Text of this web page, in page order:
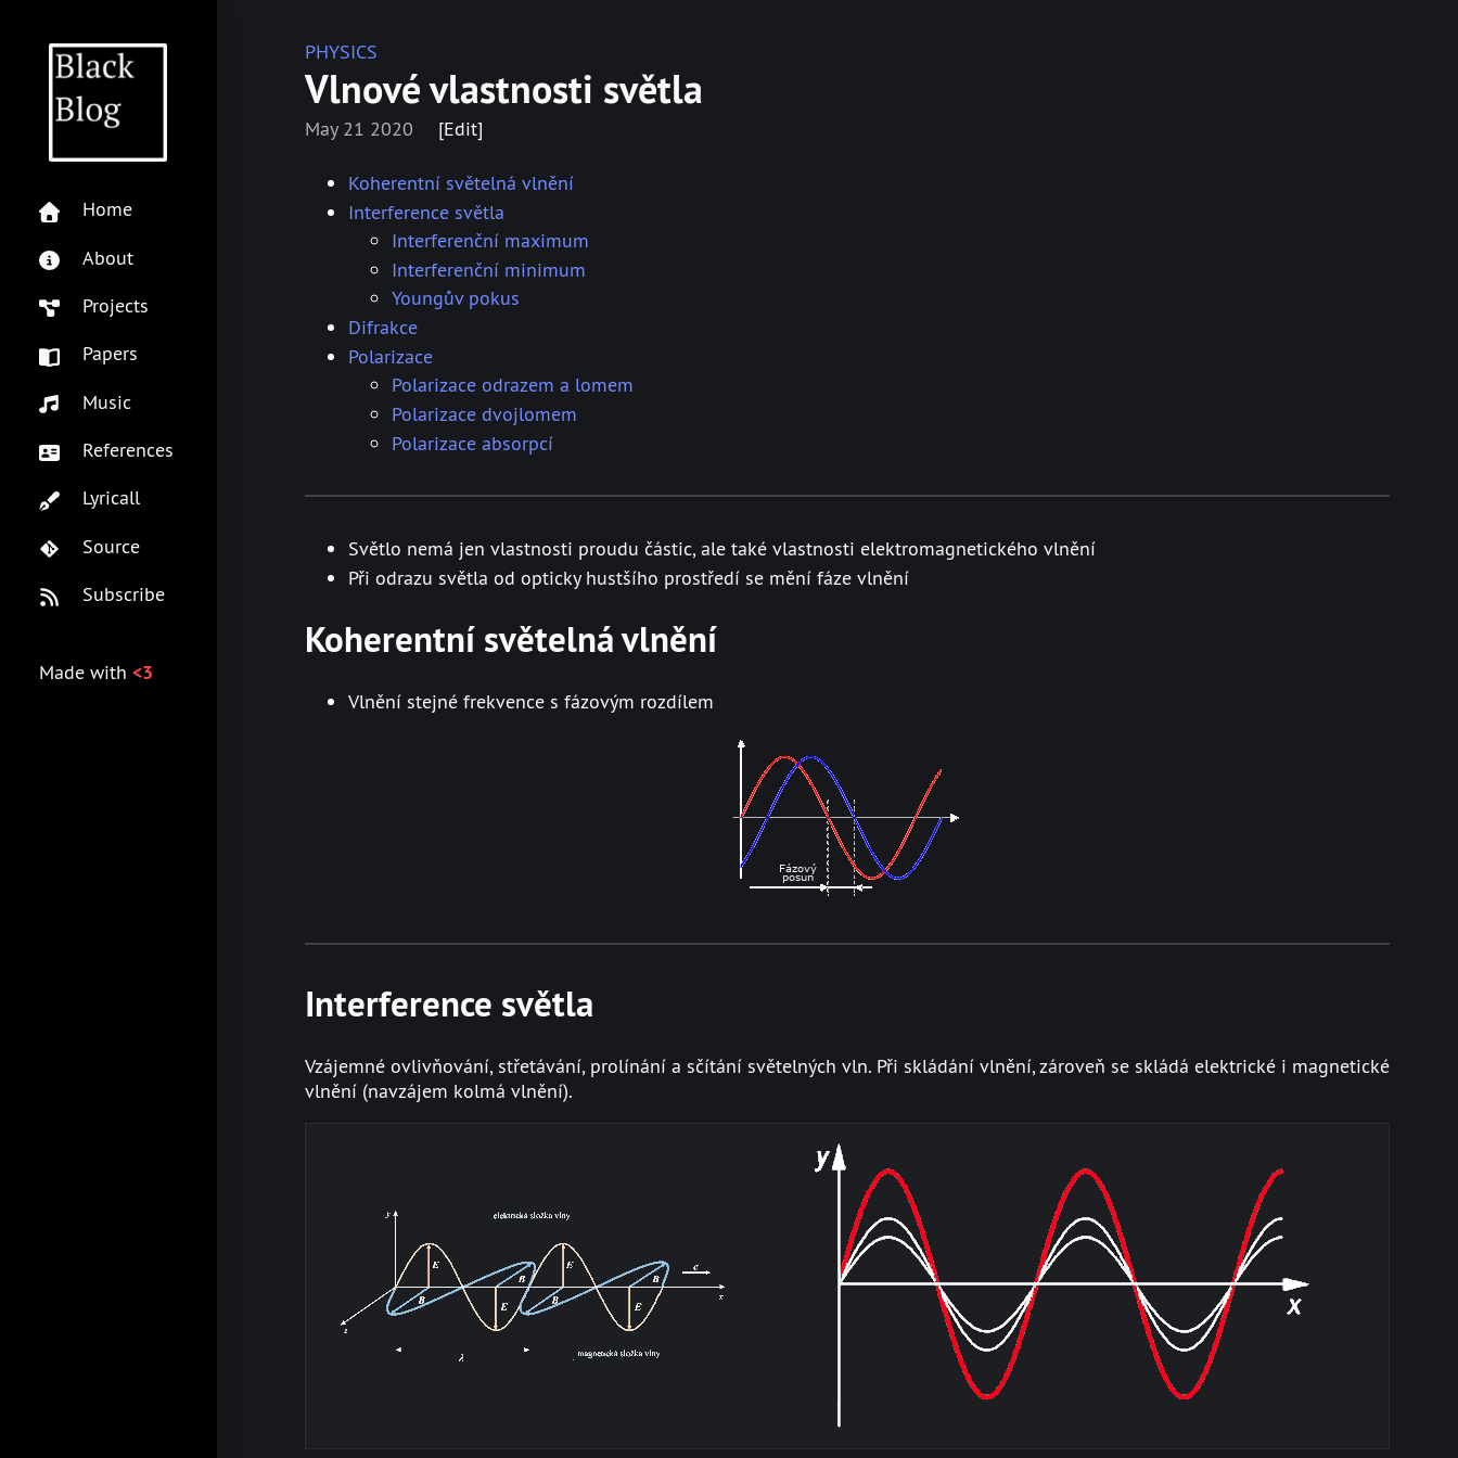
Home
About
Projects
Papers
Music
References
Lyricall
Source
Subscribe
Made with<3
PHYSICS
Vlnové vlastnosti světla
May 21 2020 [Edit]
Koherentní světelná vlnění
Interference světla
Interferenční maximum
Interferenční minimum
Youngův pokus
Difrakce
Polarizace
Polarizace odrazem a lomem
Polarizace dvojlomem
Polarizace absorpcí
Světlo nemá jen vlastnosti proudu částic, ale také vlastnosti elektromagnetického vlnění
Při odrazu světla od opticky hustšího prostředí se mění fáze vlnění
Koherentní světelná vlnění
Vlnění stejné frekvence s fázovým rozdílem
Interference světla
Vzájemné ovlivňování, střetávání, prolínání a sčítání světelných vln. Při skládání vlnění, zároveň se skládá elektrické i magnetické
vlnění (navzájem kolmá vlnění).